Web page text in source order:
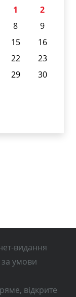
1
2
8
9
15
16
22
23
29
30
видання
умови
відкрите